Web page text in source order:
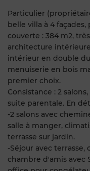
Particulier
belle villa à 4
couverte : 384 m2,
architecture
intérieur en double
menuiserie en bois
premier choix.
Consistance : 2
suite parentale. En
-2 salons avec
salle à manger,
terrasse sur jardin.
-Séjour avec
chambre d'amis avec